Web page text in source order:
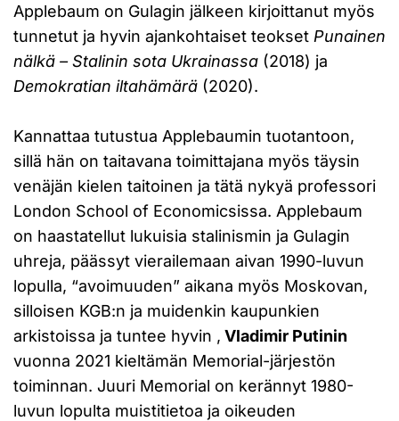
Applebaum on Gulagin jälkeen kirjoittanut myös
tunnetut ja hyvin ajankohtaiset teokset Punainen
nälkä – Stalinin sota Ukrainassa (2018) ja
Demokratian iltahämärä (2020).
Kannattaa tutustua Applebaumin tuotantoon,
sillä hän on taitavana toimittajana myös täysin
venäjän kielen taitoinen ja tätä nykyä professori
London School of Economicsissa. Applebaum
on haastatellut lukuisia stalinismin ja Gulagin
uhreja, päässyt vierailemaan aivan 1990-luvun
lopulla, “avoimuuden” aikana myös Moskovan,
silloisen KGB:n ja muidenkin kaupunkien
arkistoissa ja tuntee hyvin , Vladimir Putinin
vuonna 2021 kieltämän Memorial-järjestön
toiminnan. Juuri Memorial on kerännyt 1980-
luvun lopulta muistitietoa ja oikeuden